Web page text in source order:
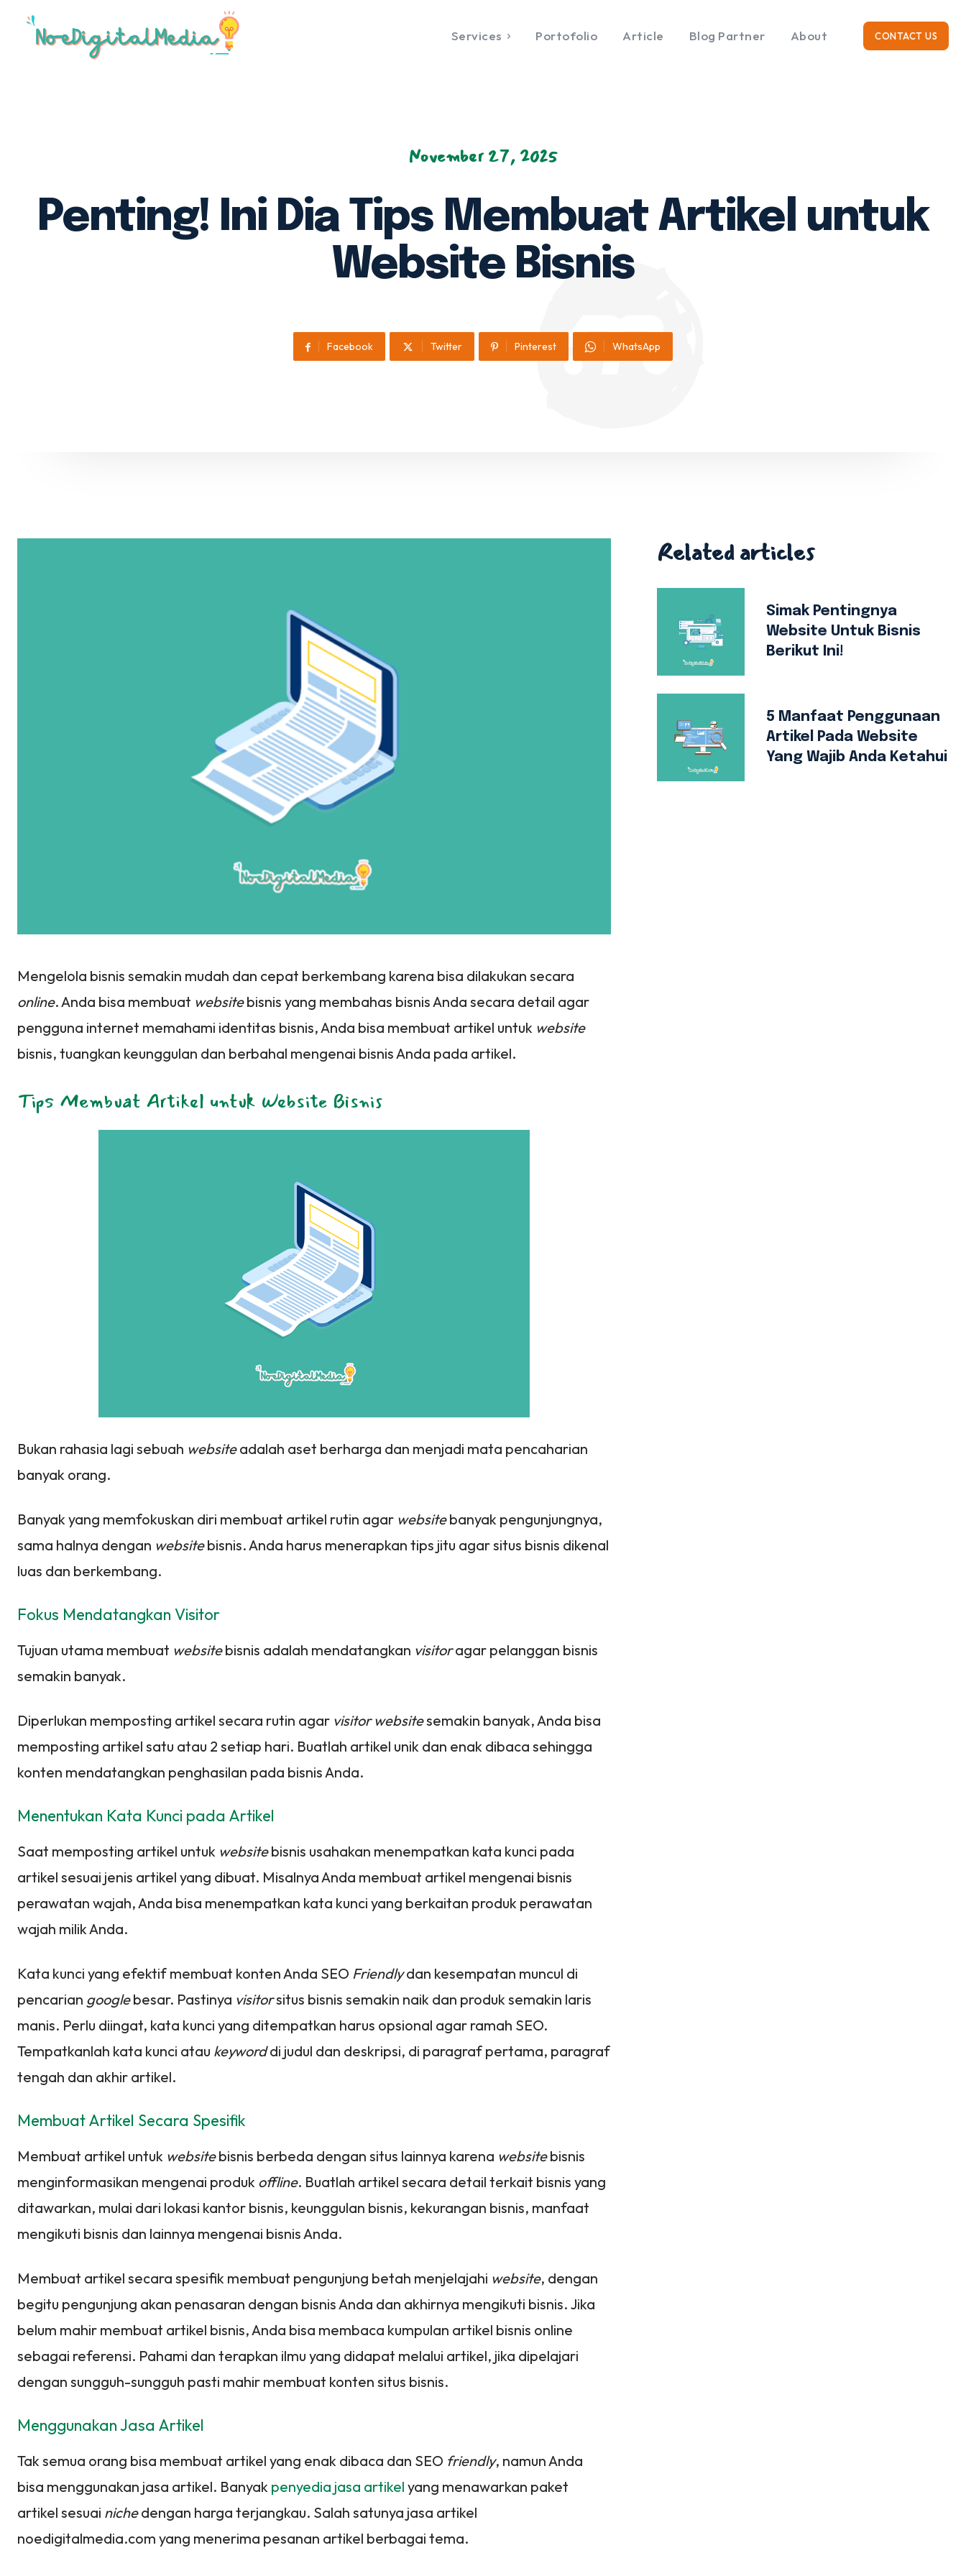
Publikasi & Backlink Media
Services Portofolio Article Blog Partner About CONTACT US
November 27, 2025
Penting! Ini Dia Tips Membuat Artikel untuk
Website Bisnis
Facebook Twitter Pinterest WhatsApp
Mengelola bisnis semakin mudah dan cepat berkembang karena bisa dilakukan secara
online. Anda bisa membuat websitebisnis yang membahas bisnis Anda secara detail agar
pengguna internet memahami identitas bisnis, Anda bisa membuat artikel untuk website
bisnis, tuangkan keunggulan dan berbahal mengenai bisnis Anda pada artikel.
Tips Membuat Artikel untuk Website Bisnis
Bukan rahasia lagi sebuah websiteadalah aset berharga dan menjadi mata pencaharian
banyak orang.
Banyak yang memfokuskan diri membuat artikel rutin agar websitebanyak pengunjungnya,
sama halnya dengan websitebisnis. Anda harus menerapkan tips jitu agar situs bisnis dikenal
luas dan berkembang.
Fokus Mendatangkan Visitor
Tujuan utama membuat websitebisnis adalah mendatangkan visitoragar pelanggan bisnis
semakin banyak.
Diperlukan memposting artikel secara rutin agar visitor websitesemakin banyak, Anda bisa
memposting artikel satu atau 2 setiap hari. Buatlah artikel unik dan enak dibaca sehingga
konten mendatangkan penghasilan pada bisnis Anda.
Menentukan Kata Kunci pada Artikel
Saat memposting artikel untuk websitebisnis usahakan menempatkan kata kunci pada
artikel sesuai jenis artikel yang dibuat. Misalnya Anda membuat artikel mengenai bisnis
perawatan wajah, Anda bisa menempatkan kata kunci yang berkaitan produk perawatan
wajah milik Anda.
Kata kunci yang efektif membuat konten Anda SEO Friendlydan kesempatan muncul di
pencarian googlebesar. Pastinya visitorsitus bisnis semakin naik dan produk semakin laris
manis. Perlu diingat, kata kunci yang ditempatkan harus opsional agar ramah SEO.
Tempatkanlah kata kunci atau keyworddi judul dan deskripsi, di paragraf pertama, paragraf
tengah dan akhir artikel.
Membuat Artikel Secara Spesifik
Membuat artikel untuk websitebisnis berbeda dengan situs lainnya karena websitebisnis
menginformasikan mengenai produk offline. Buatlah artikel secara detail terkait bisnis yang
ditawarkan, mulai dari lokasi kantor bisnis, keunggulan bisnis, kekurangan bisnis, manfaat
mengikuti bisnis dan lainnya mengenai bisnis Anda.
Membuat artikel secara spesifik membuat pengunjung betah menjelajahi website, dengan
begitu pengunjung akan penasaran dengan bisnis Anda dan akhirnya mengikuti bisnis. Jika
belum mahir membuat artikel bisnis, Anda bisa membaca kumpulan artikel bisnis online
sebagai referensi. Pahami dan terapkan ilmu yang didapat melalui artikel, jika dipelajari
dengan sungguh-sungguh pasti mahir membuat konten situs bisnis.
Menggunakan Jasa Artikel
Tak semua orang bisa membuat artikel yang enak dibaca dan SEO friendly, namun Anda
bisa menggunakan jasa artikel. Banyak penyedia jasa artikel yang menawarkan paket
artikel sesuai nichedengan harga terjangkau. Salah satunya jasa artikel
noedigitalmedia.com yang menerima pesanan artikel berbagai tema.
Related articles
Simak Pentingnya
Website Untuk Bisnis
Berikut Ini!
5 Manfaat Penggunaan
Artikel Pada Website
Yang Wajib Anda Ketahui